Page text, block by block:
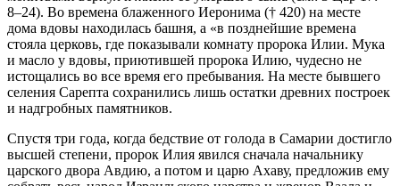
8–24). Во времена блаженного Иеронима († 420) на месте
дома вдовы находилась башня, а «в позднейшие времена
стояла церковь, где показывали комнату пророка Илии. Мука
и масло у вдовы, приютившей пророка Илию, чудесно не
истощались во все время его пребывания. На месте бывшего
селения Сарепта сохранились лишь остатки древних построек
и надгробных памятников.
Спустя три года, когда бедствие от голода в Самарии достигло
высшей степени, пророк Илия явился сначала начальнику
царского двора Авдию, а потом и царю Ахаву, предложив ему